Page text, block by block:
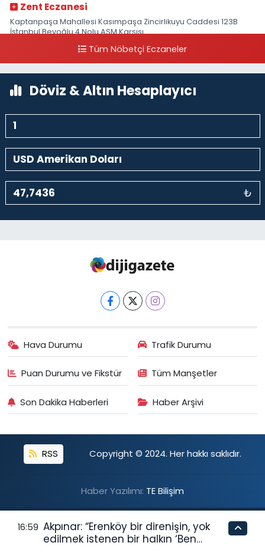
Zent Eczanesi
Kaptanpaşa Mahallesi Kasımpaşa Zincirlikuyu Caddesi 123B
İstanbul Beyoğlu 4 Nolu ASM Karşısı
0 (212) 297 96 92 Yol Tarifi Al
Tüm Nöbetçi Eczaneler
Döviz & Altın Hesaplayıcı
₺
Hava Durumu Trafik Durumu
Puan Durumu ve Fikstür Tüm Manşetler
Son Dakika Haberleri Haber Arşivi
RSS Copyright © 2024. Her hakkı saklıdır.
Haber Yazılımı: TE Bilişim
16:59 Akpınar: “Erenköy bir direnişin, yok
edilmek istenen bir halkın ‘Ben